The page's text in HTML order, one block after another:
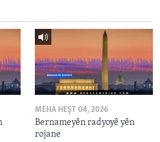
MEHA HEŞT 04, 2026
Bernameyên radyoyê yên
rojane